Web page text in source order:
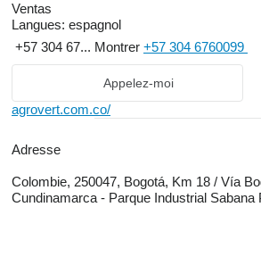
Ventas
Langues: espagnol
+57 304 67... Montrer +57 304 6760099
Appelez-moi
agrovert.com.co/
Adresse
Colombie, 250047, Bogotá, Km 18 / Vía
Cundinamarca - Parque Industrial Sabana